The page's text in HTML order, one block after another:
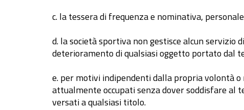
c. la tessera di frequenza e nominativa,
d. la società sportiva non gestisce alcun
deterioramento di qualsiasi oggetto portato dal
e. per motivi indipendenti dalla propria volontà
attualmente occupati senza dover soddisfare al
versati a qualsiasi titolo.